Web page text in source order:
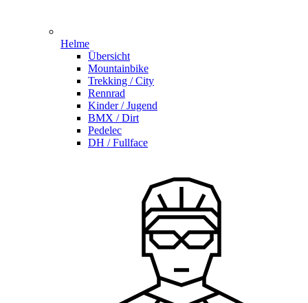
Helme
Übersicht
Mountainbike
Trekking / City
Rennrad
Kinder / Jugend
BMX / Dirt
Pedelec
DH / Fullface